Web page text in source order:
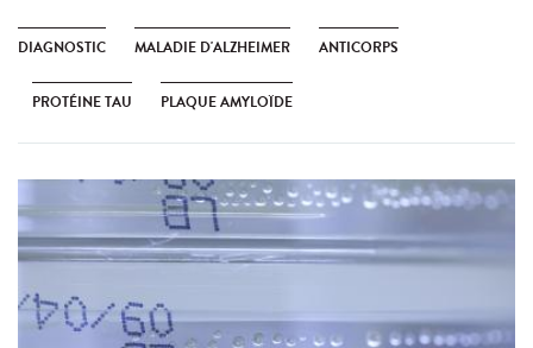
DIAGNOSTIC MALADIE D'ALZHEIMER ANTICORPS
PROTÉINE TAU PLAQUE AMYLOÏDE